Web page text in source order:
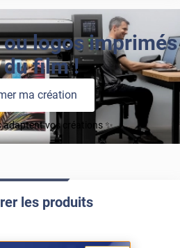
logos imprimés
film !
ma création
vos créations ✨
les produits